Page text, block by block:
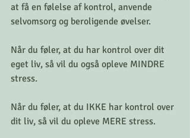
at få en følelse af kontrol, anvende
selvomsorg og beroligende øvelser.
Når du føler, at du har kontrol over dit
eget liv, så vil du også opleve MINDRE
stress.
Når du føler, at du IKKE har kontrol over
dit liv, så vil du opleve MERE stress.